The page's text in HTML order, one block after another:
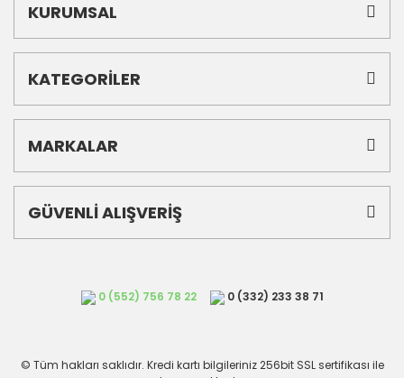
KURUMSAL
KATEGORİLER
MARKALAR
GÜVENLİ ALIŞVERİŞ
0 (552) 756 78 22 0 (332) 233 38 71
© Tüm hakları saklıdır. Kredi kartı bilgileriniz 256bit SSL sertifikası ile